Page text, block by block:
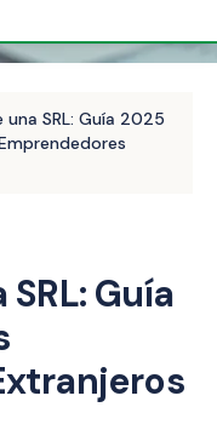
SRL: Guía 2025
Guía